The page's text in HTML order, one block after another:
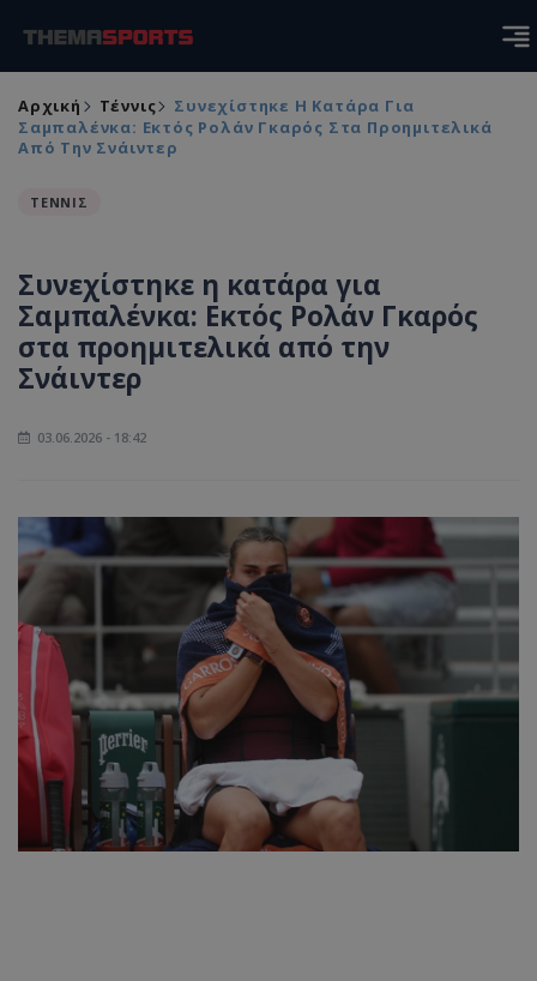
Αρχική Τέννις
Συνεχίστηκε Η Κατάρα Για
Σαμπαλένκα: Εκτός Ρολάν Γκαρός Στα Προημιτελικά
Από Την Σνάιντερ
ΤΕΝΝΙΣ
Συνεχίστηκε η κατάρα για
Σαμπαλένκα: Εκτός Ρολάν Γκαρός
στα προημιτελικά από την
Σνάιντερ
03.06.2026 - 18:42